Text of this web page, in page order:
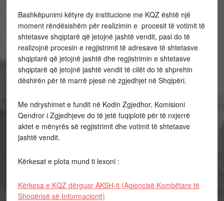
Bashkëpunimi këtyre dy institucione me KQZ është një
moment rëndësishëm për realizimin e procesit të votimit të
shtetasve shqiptarë që jetojnë jashtë vendit, pasi do të
realizojnë procesin e regjistrimit të adresave të shtetasve
shqiptarë që jetojnë jashtë dhe regjistrimin e shtetasve
shqiptarë që jetojnë jashtë vendit të cilët do të shprehin
dëshirën për të marrë pjesë në zgjedhjet në Shqipëri.
Me ndryshimet e fundit në Kodin Zgjedhor, Komisioni
Qendror i Zgjedhjeve do të jetë fuqiplotë për të nxjerrë
aktet e mënyrës së regjistrimit dhe votimit të shtetasve
jashtë vendit.
Kërkesat e plota mund ti lexoni :
Kërkesa e KQZ dërguar AKSH-it (Agjencisë Kombëtare të
Shoqërisë së Informacionit)